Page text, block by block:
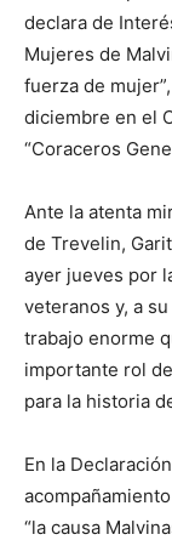
declara de
Mujeres de
fuerza de
diciembre en el
“Coraceros
Ante la atenta
de Trevelin,
ayer jueves por
veteranos y, a
trabajo enorme
importante rol
para la historia
En la
“la causa